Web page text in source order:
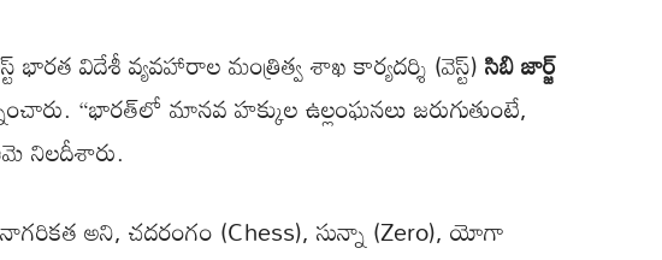
విదేశీ వ్యవహారాల మంత్రిత్వ శాఖ కార్యదర్శి (వెస్ట్)సిబి జార్జ్
“భారత్‌లో మానవ హక్కుల ఉల్లంఘనలు జరుగుతుంటే,
నిలదీశారు.
అని, చదరంగం (Chess), సున్నా (Zero), యోగా